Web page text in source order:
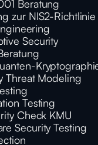
Beratung
zur NIS2-Richtlinie
Security
Threat Modeling
Testing
Check KMU
Security Testing